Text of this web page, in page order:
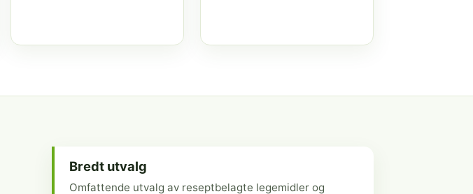
Bredt utvalg
Omfattende utvalg av reseptbelagte legemidler og